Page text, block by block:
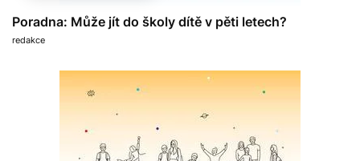
Poradna: Může jít do školy dítě v pěti letech?
redakce